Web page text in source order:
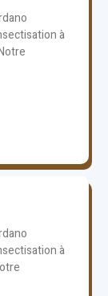
à
à